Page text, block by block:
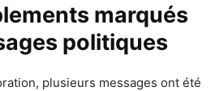
marqués
politiques
plusieurs messages ont été